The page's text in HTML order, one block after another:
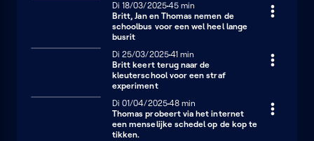
Dinsdag 18 maart 2025
Di 18/03/202545 minuten
45 min
Britt, Jan en Thomas nemen de
schoolbus voor een wel heel lange
busrit
Dinsdag 25 maart 2025
Di 25/03/202541 minuten
41 min
Britt keert terug naar de
kleuterschool voor een straf
experiment
Dinsdag 1 april 2025
Di 01/04/202548 minuten
48 min
Thomas probeert via het internet
een menselijke schedel op de kop te
tikken.